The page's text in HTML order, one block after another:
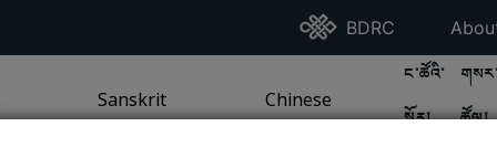
Go To BDRC
BDRC Go
/ SEA TRADITIONPAGE
GO TOSANSKRIT TRADITION
Sanskrit
GO TOCHINESE TRADITION
Chinese
GO TO
ང་ཚོའི་
སྐོར།
GO
ཚོལ།